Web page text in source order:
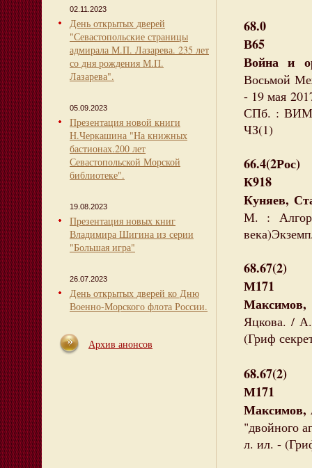
02.11.2023
День открытых дверей
"Севастопольские страницы
адмирала М.П. Лазарева. 235 лет
со дня рождения М.П.
Лазарева".
05.09.2023
Презентация новой книги
Н.Черкашина "На книжных
бастионах.200 лет
Севастопольской Морской
библиотеке".
19.08.2023
Презентация новых книг
Владимира Шигина из серии
"Большая игра"
26.07.2023
День открытых дверей ко Дню
Военно-Морского флота России.
Архив анонсов
68.0
В65
Война и
Восьмой
- 19 мая
СПб. :
ЧЗ(1)
66.4(2Рос)
К918
Куняев,
М. :
68.67(2)
М171
Яцкова. /
(Гриф
68.67(2)
М171
Максимов,
"двойного
л. ил. -